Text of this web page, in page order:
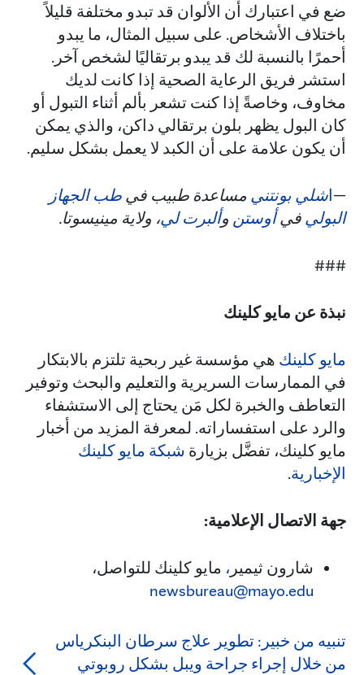
ضع في اعتبارك أن الألوان قد تبدو مختلفة قليلاً
باختلاف الأشخاص. على سبيل المثال، ما يبدو
أحمرًا بالنسبة لك قد يبدو برتقاليًا لشخص آخر.
استشر فريق الرعاية الصحية إذا كانت لديك
مخاوف، وخاصةً إذا كنت تشعر بألم أثناء التبول أو
كان البول يظهر بلون برتقالي داكن، والذي يمكن
أن يكون علامة على أن الكبد لا يعمل بشكل سليم.
—اشلي بونتني مساعدة طبيب في طب الجهاز
البولي فيأوستن وألبرت لي، ولاية مينيسوتا.
###
نبذة عن مايو كلينك
مايو كلينك هي مؤسسة غير ربحية تلتزم بالابتكار
في الممارسات السريرية والتعليم والبحث وتوفير
التعاطف والخبرة لكل مَن يحتاج إلى الاستشفاء
والرد على استفساراته. لمعرفة المزيد من أخبار
مايو كلينك، تفضَّل بزيارة شبكة مايو كلينك
الإخبارية.
جهة الاتصال الإعلامية:
شارون ثيمير ، مايو كلينك للتواصل،
newsbureau@mayo.edu
تنبيه من خبير: تطوير علاج سرطان البنكرياس
من خلال إجراء جراحة ويبل بشكل روبوتي